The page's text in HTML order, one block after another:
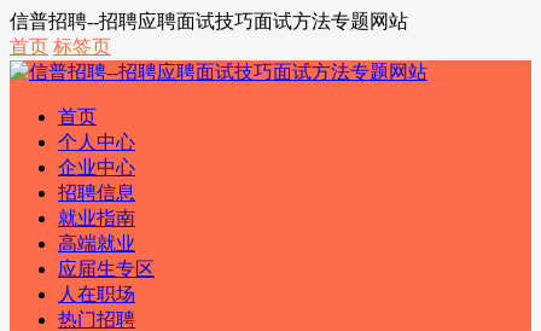
信普招聘--招聘应聘面试技巧面试方法专题网站
首页 标签页
首页
个人中心
企业中心
招聘信息
就业指南
高端就业
应届生专区
人在职场
热门招聘